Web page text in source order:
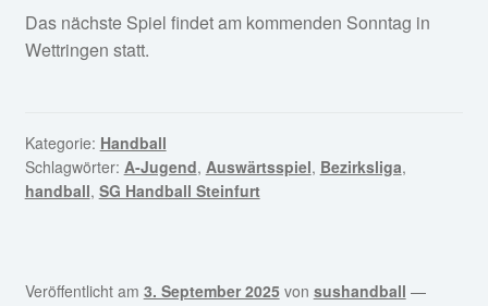
Das nächste Spiel findet am kommenden Sonntag in
Wettringen statt.
Kategorie: Handball
Schlagwörter: A-Jugend, Auswärtsspiel, Bezirksliga,
handball, SG Handball Steinfurt
Veröffentlicht am 3. September 2025 von sushandball —